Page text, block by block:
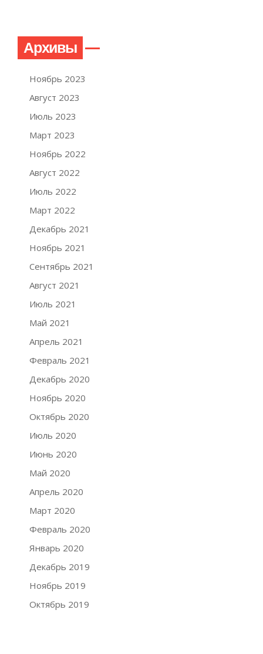
Архивы
Ноябрь 2023
Август 2023
Июль 2023
Март 2023
Ноябрь 2022
Август 2022
Июль 2022
Март 2022
Декабрь 2021
Ноябрь 2021
Сентябрь 2021
Август 2021
Июль 2021
Май 2021
Апрель 2021
Февраль 2021
Декабрь 2020
Ноябрь 2020
Октябрь 2020
Июль 2020
Июнь 2020
Май 2020
Апрель 2020
Март 2020
Февраль 2020
Январь 2020
Декабрь 2019
Ноябрь 2019
Октябрь 2019